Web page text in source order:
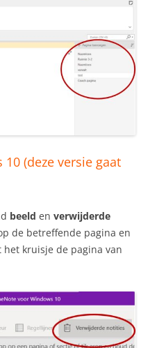
(deze versie gaat
beeld en verwijderde
de betreffende pagina en
kruisje de pagina van